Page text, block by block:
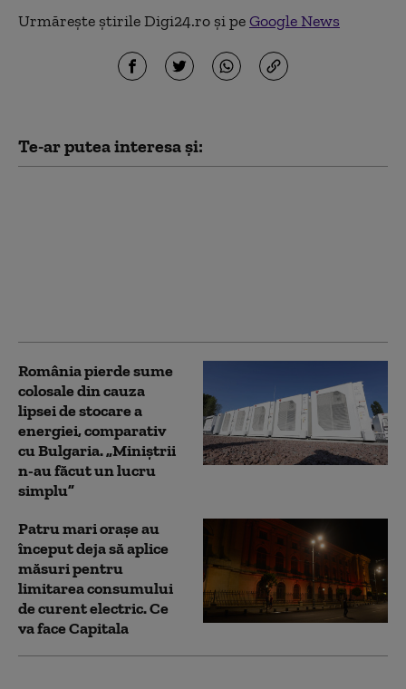
Urmărește știrile Digi24.ro și peGoogle News
Te-ar putea interesa și:
România pierde sume
colosale din cauza
lipsei de stocare a
energiei, comparativ
cu Bulgaria. „Miniștrii
n-au făcut un lucru
simplu”
Patru mari orașe au
început deja să aplice
măsuri pentru
limitarea consumului
de curent electric. Ce
va face Capitala